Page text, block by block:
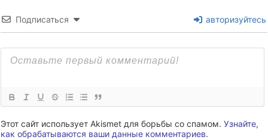
Подписаться авторизуйтесь
Этот сайт использует Akismet для борьбы со спамом. Узнайте,
как обрабатываются ваши данные комментариев.